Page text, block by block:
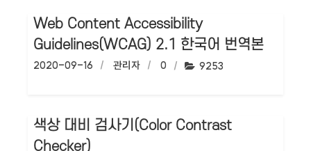
Web Content Accessibility
Guidelines(WCAG) 2.1 한국어 번역본
작성일:
2020-09-16 작성자:
관리자 댓글수:
0 조회수:
9253
색상 대비 검사기(Color Contrast
Checker)